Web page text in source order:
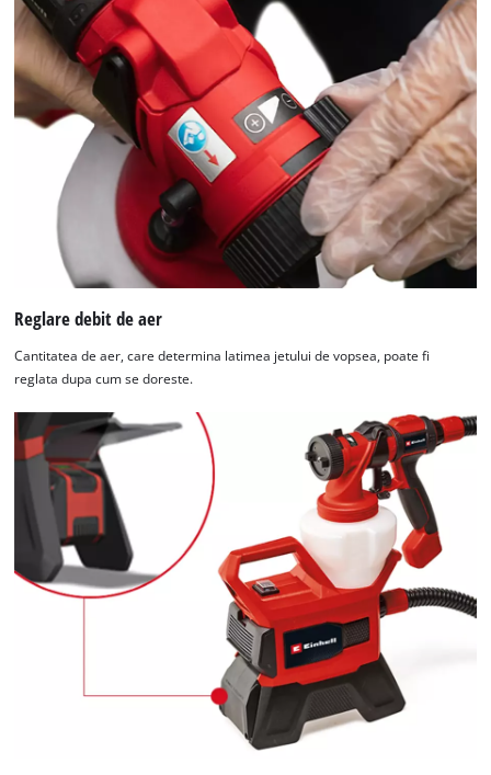
Reglare debit de aer
Cantitatea de aer, care determina latimea jetului de vopsea, poate fi
reglata dupa cum se doreste.